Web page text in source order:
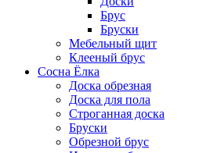
Брус
Бруски
Мебельный щит
Клееный брус
Сосна Ёлка
Доска обрезная
Доска для пола
Строганная доска
Бруски
Обрезной брус